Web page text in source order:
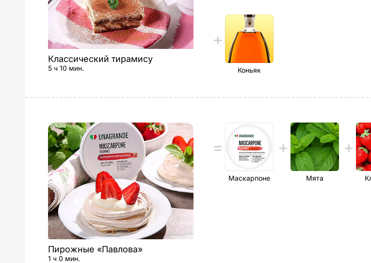
Классический тирамису
5 ч 10 мин. Коньяк
Пирожные «Павлова»
1 ч 0 мин.
Маскарпоне Мята